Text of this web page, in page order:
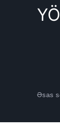
Əsas